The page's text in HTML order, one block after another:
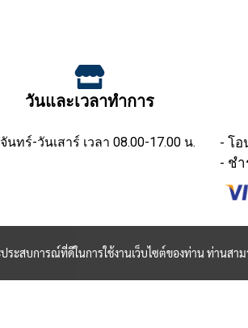
วันและเวลาทำการ
นทร์-วันเสาร์ เวลา 08.00-17.00 น.
- โ
- ช
ะสบการณ์ที่ดีในการใช้งานเว็บไซต์ของท่าน ท่านสา